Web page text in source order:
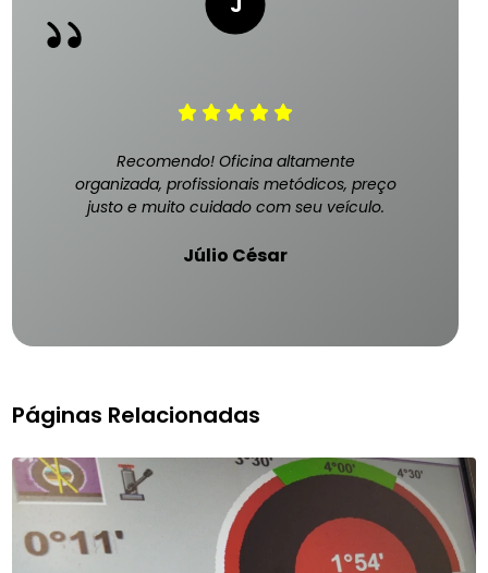
Recomendo! Oficina altamente
organizada, profissionais metódicos, preço
justo e muito cuidado com seu veículo.
Júlio César
Páginas Relacionadas